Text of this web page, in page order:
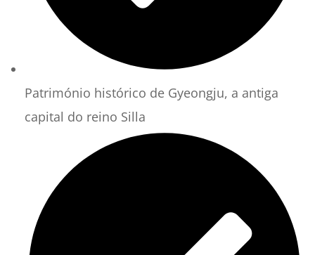
Património histórico de Gyeongju, a antiga
capital do reino Silla